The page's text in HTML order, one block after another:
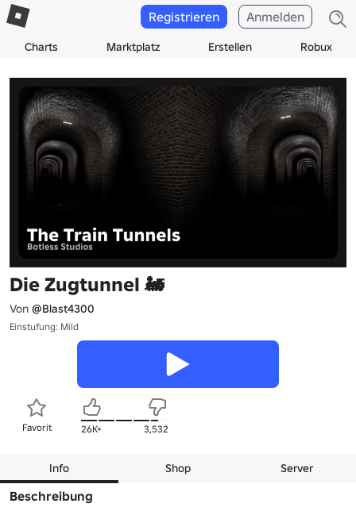
Charts Marktplatz Erstellen Robux
Registrieren Anmelden
Die Zugtunnel 🚂
Von @Blast4300
Einstufung: Mild
Favorit 26K+ 3,532
Info Shop Server
Beschreibung